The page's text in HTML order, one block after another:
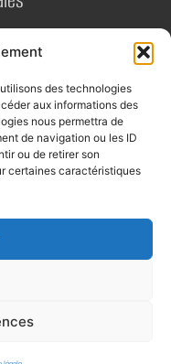
des technologies
aux informations des
nous permettra de
de navigation ou les ID
ou de retirer son
certaines caractéristiques